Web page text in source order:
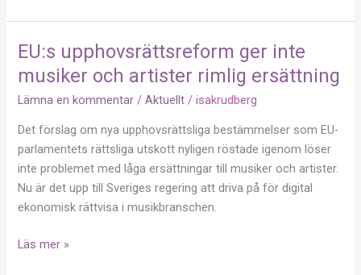
EU:s upphovsrättsreform ger inte
musiker och artister rimlig ersättning
Lämna en kommentar /Aktuellt /isakrudberg
Det förslag om nya upphovsrättsliga bestämmelser som EU-
parlamentets rättsliga utskott nyligen röstade igenom löser
inte problemet med låga ersättningar till musiker och artister.
Nu är det upp till Sveriges regering att driva på för digital
ekonomisk rättvisa i musikbranschen.
EU:s
upphovsrättsreform
ger
inte
musiker
och
artister
rimlig
ersättning
Läs mer »